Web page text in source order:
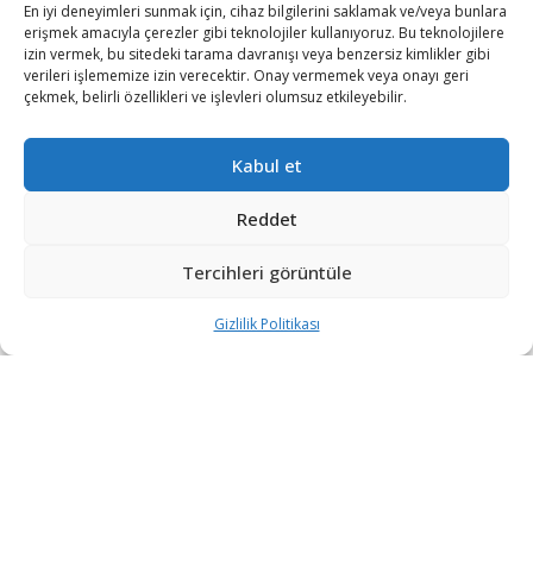
En iyi deneyimleri sunmak için, cihaz bilgilerini saklamak ve/veya bunlara
erişmek amacıyla çerezler gibi teknolojiler kullanıyoruz. Bu teknolojilere
izin vermek, bu sitedeki tarama davranışı veya benzersiz kimlikler gibi
verileri işlememize izin verecektir. Onay vermemek veya onayı geri
çekmek, belirli özellikleri ve işlevleri olumsuz etkileyebilir.
Kabul et
Reddet
Tercihleri görüntüle
Gizlilik Politikası